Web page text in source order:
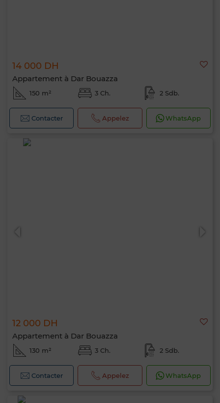
14 000 DH
Appartement à Dar Bouazza
150 m² 3 Ch. 2 Sdb.
Contacter Appelez WhatsApp
12 000 DH
Appartement à Dar Bouazza
130 m² 3 Ch. 2 Sdb.
Contacter Appelez WhatsApp